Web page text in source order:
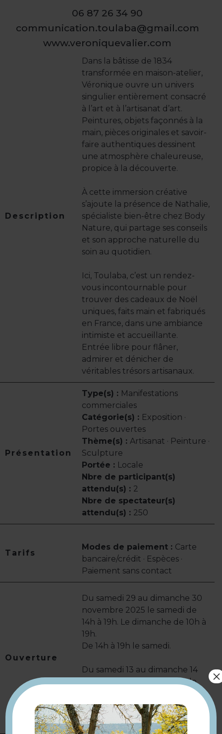
06 87 26 34 90
communication.toulaba@gmail.com
www.veroniquevalier.com
Description
Dans la bâtisse de 1834
transformée en maison-atelier,
Véronique ouvre un univers
singulier entièrement consacré
à l’art et à l’artisanat d’art.
Peintures, objets façonnés à la
main, pièces originales et savoir-
faire authentiques dessinent
une atmosphère chaleureuse,
propice à la découverte.
À cette immersion créative
s’ajoute la présence de Nathalie,
spécialiste bien-être chez Body
Nature, qui partage ses conseils
et son approche naturelle du
soin au quotidien.
Ici, Toulaba, c’est un rendez-
vous incontournable pour
trouver des cadeaux de Noël
uniques, faits main et fabriqués
en France, dans une ambiance
intimiste et accueillante.
Entrée libre pour flâner,
admirer et dénicher de
véritables trésors artisanaux.
Présentation
Type(s) : Manifestations
commerciales
Catégorie(s) : Exposition ·
Portes ouvertes
Thème(s) : Artisanat · Peinture ·
Sculpture
Portée : Locale
Nbre de participant(s)
attendu(s) : 2
Nbre de spectateur(s)
attendu(s) : 250
Tarifs
Modes de paiement : Carte
bancaire/crédit · Espèces ·
Paiement sans contact
Ouverture
Du samedi 29 au dimanche 30
novembre 2025 le samedi de
14h à 19h. Le dimanche de 10h à
19h.
De 14h à 19h le samedi.
Du samedi 13 au dimanche 14
décembre 2025 le samedi de
14h à 19h. Le dimanche de 10h à
19h.
De 14h à 19h le samedi.
×